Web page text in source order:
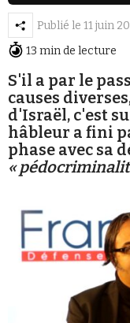
Publié le 11 juin
13 min de lecture
S'il a par le
causes
d'Israël, c'est
hâbleur a fini
phase avec sa
«